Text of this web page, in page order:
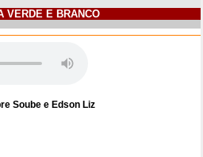
VERDE E BRANCO
Soube e Edson Liz